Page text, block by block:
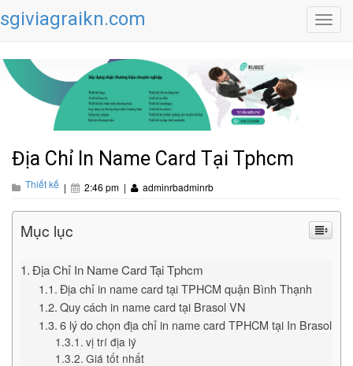
sgiviagraikn.com
Địa Chỉ In Name Card Tại Tphcm
Thiết kế | 2:46 pm | adminrbadminrb
Mục lục
Địa Chỉ In Name Card Tại Tphcm
Địa chỉ in name card tại TPHCM quận Bình Thạnh
Quy cách in name card tại Brasol VN
6 lý do chọn địa chỉ in name card TPHCM tại In Brasol
vị trí địa lý
Giá tốt nhất